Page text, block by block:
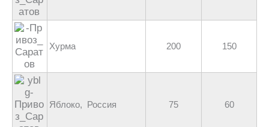
Хурма 200 150
Яблоко, Россия 75 60